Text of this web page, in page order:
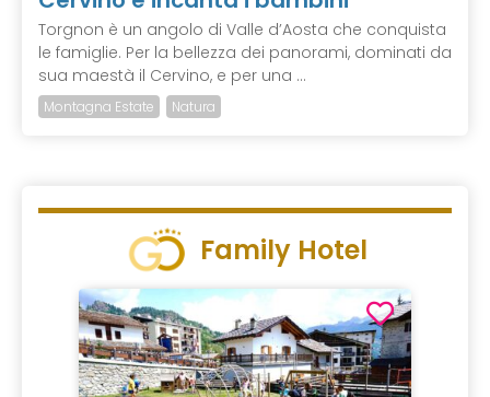
Torgnon è un angolo di Valle d’Aosta che conquista
le famiglie. Per la bellezza dei panorami, dominati da
sua maestà il Cervino, e per una ...
Montagna Estate Natura
Family Hotel